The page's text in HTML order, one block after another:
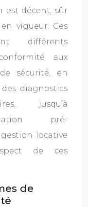
est décent, sûr
vigueur. Ces
différents
aux
sécurité, en
diagnostics
jusqu’à
pré-
locative
de ces
de